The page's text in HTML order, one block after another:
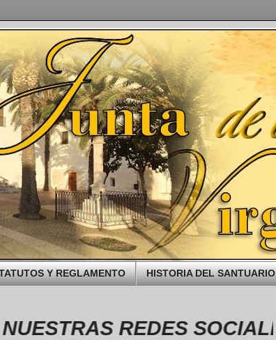
Y REGLAMENTO HISTORIA DEL SANTUARIO
REDES SOCIALES